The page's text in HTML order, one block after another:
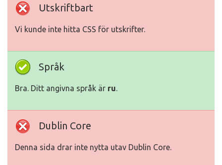
Utskriftbart
Vi kunde inte hitta CSS för utskrifter.
Språk
Bra. Ditt angivna språk är ru.
Dublin Core
Denna sida drar inte nytta utav Dublin Core.